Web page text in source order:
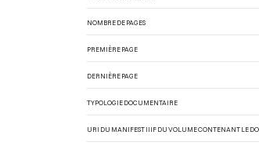
NOMBRE DE PAGES
PREMIÈRE PAGE
DERNIÈRE PAGE
TYPOLOGIE DOCUMENTAIRE
URI DU MANIFEST IIIF DU VOLUME CONTENANT LE